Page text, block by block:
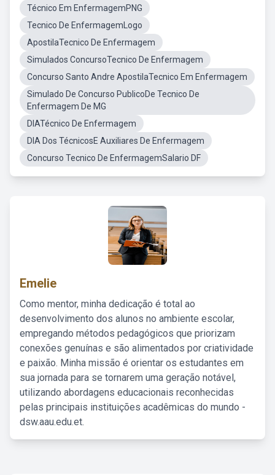
Técnico Em EnfermagemPNG
Tecnico De EnfermagemLogo
ApostilaTecnico De Enfermagem
Simulados ConcursoTecnico De Enfermagem
Concurso Santo Andre ApostilaTecnico Em Enfermagem
Simulado De Concurso PublicoDe Tecnico De
Enfermagem De MG
DIATécnico De Enfermagem
DIA Dos TécnicosE Auxiliares De Enfermagem
Concurso Tecnico De EnfermagemSalario DF
Emelie
Como mentor, minha dedicação é total ao
desenvolvimento dos alunos no ambiente escolar,
empregando métodos pedagógicos que priorizam
conexões genuínas e são alimentados por criatividade
e paixão. Minha missão é orientar os estudantes em
sua jornada para se tornarem uma geração notável,
utilizando abordagens educacionais reconhecidas
pelas principais instituições acadêmicas do mundo -
dsw.aau.edu.et.